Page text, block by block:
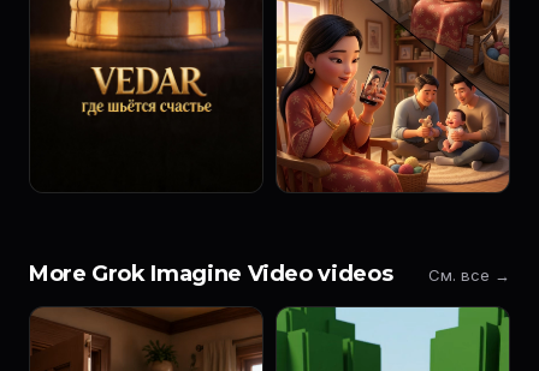
More Grok Imagine Video videos См. все →